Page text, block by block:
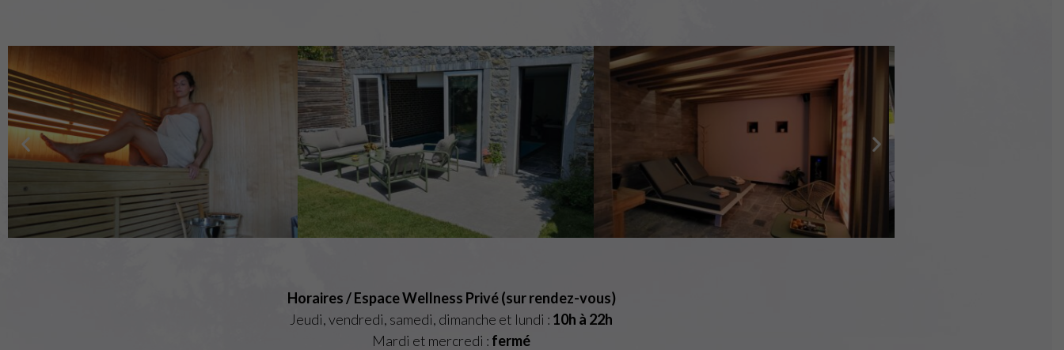
Horaires / Espace Wellness Privé (sur rendez-vous)
Jeudi, vendredi, samedi, dimanche et lundi : 10h à 22h
Mardi et mercredi : fermé